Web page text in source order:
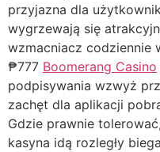
przyjazna dla
wygrzewają się
wzmacniacz codziennie
₱777 Boomerang Casino
podpisywania wzwyż
zachęt dla aplikacji
Gdzie prawnie
kasyna idą rozległy